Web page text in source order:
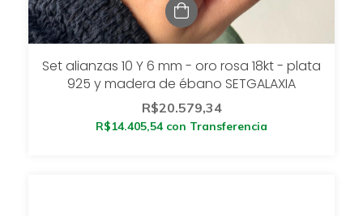
Set alianzas 10 Y 6 mm - oro rosa 18kt - plata
925 y madera de ébano SETGALAXIA
R$20.579,34
R$14.405,54 con Transferencia